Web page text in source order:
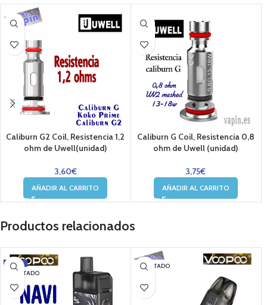
Caliburn G2 Coil, Resistencia 1,2
ohm de Uwell(unidad)
3,60€
AÑADIR AL CARRITO
Caliburn G Coil, Resistencia 0,8
ohm de Uwell (unidad)
3,75€
AÑADIR AL CARRITO
Productos relacionados
-11%
AGOTADO
AGOTADO